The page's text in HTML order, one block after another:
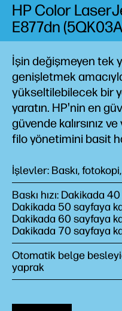
İşin değişmeyen tek
genişletmek
yükseltilebilecek bir
yaratın. HPꞌnin en
güvende kalırsınız
filo yönetimini basit
İşlevler: Baskı,
Baskı hızı: Dakikada
Dakikada 50 sayfaya
Dakikada 60 sayfaya
Dakikada 70 sayfaya
Otomatik belge
yaprak
HP Color
E877dn